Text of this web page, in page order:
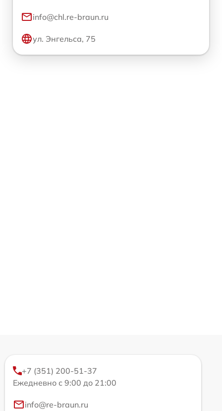
info@chl.re-braun.ru
ул. Энгельса, 75
+7 (351) 200-51-37
Ежедневно с 9:00 до 21:00
info@re-braun.ru